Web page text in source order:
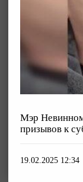
Мэр
призывов к
19.02.2025 12:34